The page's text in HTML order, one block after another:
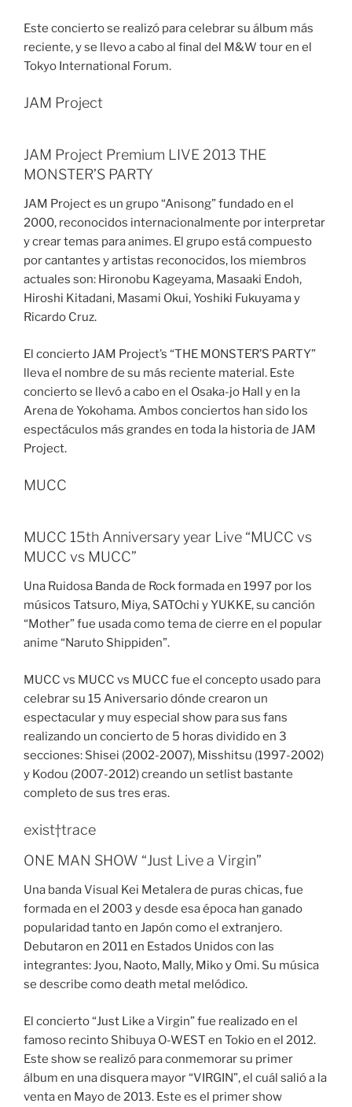
Este concierto se realizó para celebrar su álbum más
reciente, y se llevo a cabo al final del M&W tour en el
Tokyo International Forum.
JAM Project
JAM Project Premium LIVE 2013 THE
MONSTER’S PARTY
JAM Project es un grupo “Anisong” fundado en el
2000, reconocidos internacionalmente por interpretar
y crear temas para animes. El grupo está compuesto
por cantantes y artistas reconocidos, los miembros
actuales son: Hironobu Kageyama, Masaaki Endoh,
Hiroshi Kitadani, Masami Okui, Yoshiki Fukuyama y
Ricardo Cruz.
El concierto JAM Project’s “THE MONSTER’S PARTY”
lleva el nombre de su más reciente material. Este
concierto se llevó a cabo en el Osaka-jo Hall y en la
Arena de Yokohama. Ambos conciertos han sido los
espectáculos más grandes en toda la historia de JAM
Project.
MUCC
MUCC 15th Anniversary year Live “MUCC vs
MUCC vs MUCC”
Una Ruidosa Banda de Rock formada en 1997 por los
músicos Tatsuro, Miya, SATOchi y YUKKE, su canción
“Mother” fue usada como tema de cierre en el popular
anime “Naruto Shippiden”.
MUCC vs MUCC vs MUCC fue el concepto usado para
celebrar su 15 Aniversario dónde crearon un
espectacular y muy especial show para sus fans
realizando un concierto de 5 horas dividido en 3
secciones: Shisei (2002-2007), Misshitsu (1997-2002)
y Kodou (2007-2012) creando un setlist bastante
completo de sus tres eras.
exist†trace
ONE MAN SHOW “Just Live a Virgin”
Una banda Visual Kei Metalera de puras chicas, fue
formada en el 2003 y desde esa época han ganado
popularidad tanto en Japón como el extranjero.
Debutaron en 2011 en Estados Unidos con las
integrantes: Jyou, Naoto, Mally, Miko y Omi. Su música
se describe como death metal melódico.
El concierto “Just Like a Virgin” fue realizado en el
famoso recinto Shibuya O-WEST en Tokio en el 2012.
Este show se realizó para conmemorar su primer
álbum en una disquera mayor “VIRGIN”, el cuál salió a la
venta en Mayo de 2013. Este es el primer show